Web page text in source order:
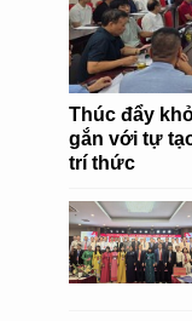
Thúc đẩy
gắn với tự
trí thức